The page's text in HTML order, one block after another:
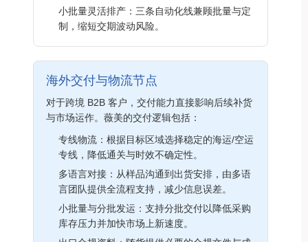
小批量灵活排产：三条自动化线兼顾批量与定
制，缩短交期波动风险。
海外交付与物流节点
对于跨境 B2B 客户，交付能力直接影响后续补货
与市场运作。薇美的交付逻辑包括：
专线物流：根据目标区域选择稳定的海运/空运
专线，降低通关与时效不确定性。
多语言对接：从样品沟通到出货安排，由多语
言团队提供全流程支持，减少信息误差。
小批量与分批发运：支持分批交付以降低采购
库存压力并加快市场上新速度。